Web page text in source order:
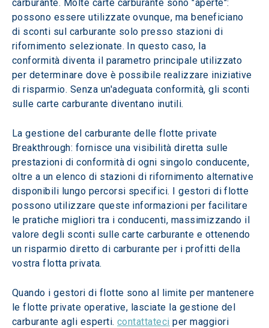
carburante. Molte carte carburante sono "aperte":
possono essere utilizzate ovunque, ma beneficiano
di sconti sul carburante solo presso stazioni di
rifornimento selezionate. In questo caso, la
conformità diventa il parametro principale utilizzato
per determinare dove è possibile realizzare iniziative
di risparmio. Senza un'adeguata conformità, gli sconti
sulle carte carburante diventano inutili.
La gestione del carburante delle flotte private
Breakthrough: fornisce una visibilità diretta sulle
prestazioni di conformità di ogni singolo conducente,
oltre a un elenco di stazioni di rifornimento alternative
disponibili lungo percorsi specifici. I gestori di flotte
possono utilizzare queste informazioni per facilitare
le pratiche migliori tra i conducenti, massimizzando il
valore degli sconti sulle carte carburante e ottenendo
un risparmio diretto di carburante per i profitti della
vostra flotta privata.
Quando i gestori di flotte sono al limite per mantenere
le flotte private operative, lasciate la gestione del
carburante agli esperti. contattateci per maggiori